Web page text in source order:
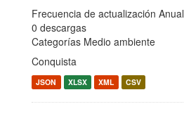
Frecuencia de actualización Anual
0 descargas
Categorías Medio ambiente
Conquista
JSON XLSX XML CSV